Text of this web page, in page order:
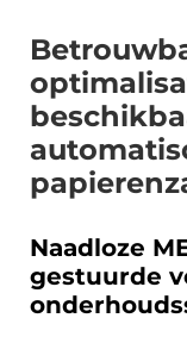
Naadloze
gestuurde